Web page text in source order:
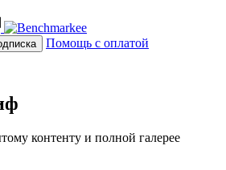
Помощь с оплатой
контенту и полной галерее